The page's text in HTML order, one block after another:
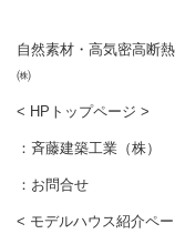
自然素材・高気密高断
㈱
< HPトップページ >
： 斉藤建築工業（株）
： お問合せ
< モデルハウス紹介ペ